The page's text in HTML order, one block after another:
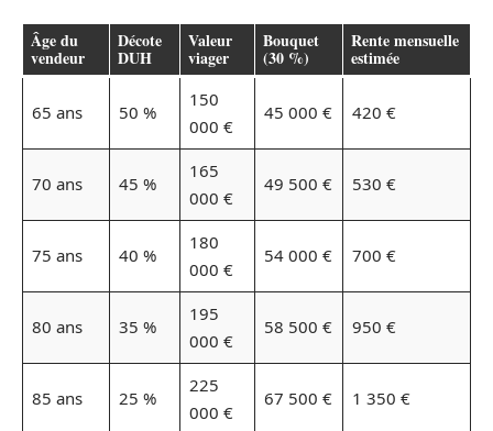
Âge du
vendeur
Décote
DUH
Valeur
viager
Bouquet
(30 %)
Rente mensuelle
estimée
65 ans 50 %
150
000 €
45 000 € 420 €
70 ans 45 %
165
000 €
49 500 € 530 €
75 ans 40 %
180
000 €
54 000 € 700 €
80 ans 35 %
195
000 €
58 500 € 950 €
85 ans 25 %
225
000 €
67 500 € 1 350 €